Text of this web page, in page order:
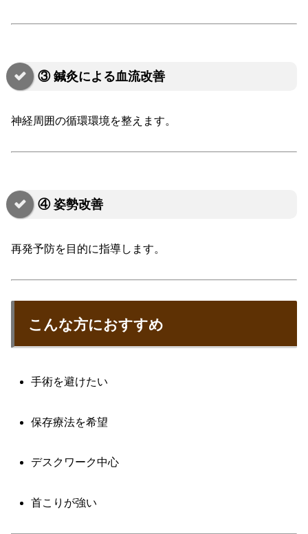
③ 鍼灸による血流改善
神経周囲の循環環境を整えます。
④ 姿勢改善
再発予防を目的に指導します。
こんな方におすすめ
手術を避けたい
保存療法を希望
デスクワーク中心
首こりが強い